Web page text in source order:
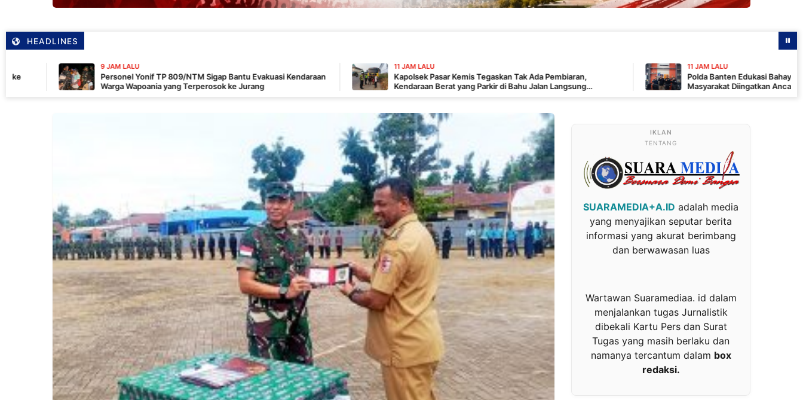
HEADLINES
9 JAM LALU
Personel Yonif TP 809/NTM Sigap Bantu Evakuasi Kendaraan
Warga Wapoania yang Terperosok ke Jurang
11 JAM LALU
Kapolsek Pasar Kemis Tegaskan Tak Ada Pembiaran,
Kendaraan Berat yang Parkir di Bahu Jalan Langsung
11 JAM LALU
Polda Banten Edukasi Bahaya Karhutla Lewat
Masyarakat Diingatkan Ancaman Pidana
TENTANG
SUARAMEDIA+A.ID adalah media
yang menyajikan seputar berita
informasi yang akurat berimbang
dan berwawasan luas
Wartawan Suaramediaa. id dalam
menjalankan tugas Jurnalistik
dibekali Kartu Pers dan Surat
Tugas yang masih berlaku dan
namanya tercantum dalam box
redaksi.